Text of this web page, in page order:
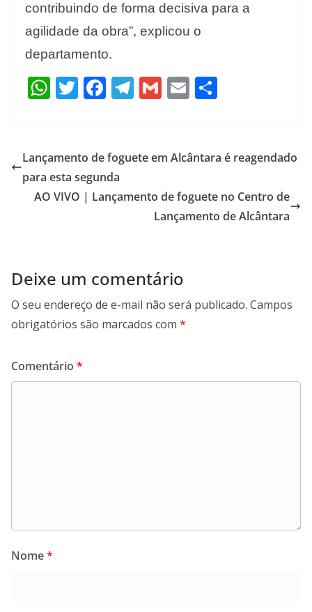
contribuindo de forma decisiva para a
agilidade da obra”, explicou o
departamento.
W
s
A
p
T
er
F
b
o
o
T
gr
m
G
l
E
l e
Lançamento de foguete em Alcântara é reagendado
para esta segunda
AO VIVO | Lançamento de foguete no Centro de
Lançamento de Alcântara
Deixe um comentário
O seu endereço de e-mail não será publicado. Campos
obrigatórios são marcados com *
Comentário *
Nome*